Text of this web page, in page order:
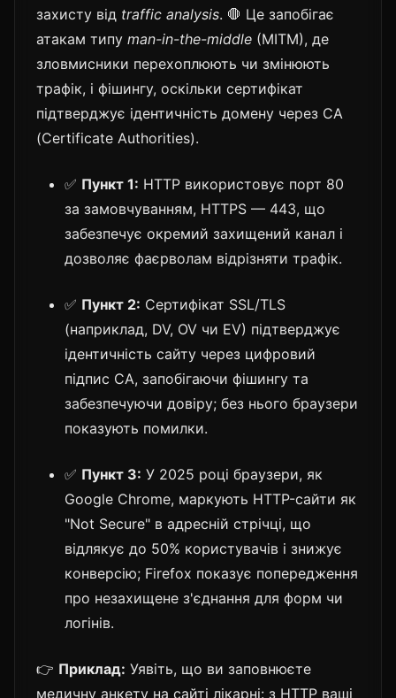
захисту від traffic analysis. 🛑 Це запобігає
атакам типу man-in-the-middle (MITM), де
зловмисники перехоплюють чи змінюють
трафік, і фішингу, оскільки сертифікат
підтверджує ідентичність домену через CA
(Certificate Authorities).
✅ Пункт 1: HTTP використовує порт 80
за замовчуванням, HTTPS — 443, що
забезпечує окремий захищений канал і
дозволяє фаєрволам відрізняти трафік.
✅ Пункт 2: Сертифікат SSL/TLS
(наприклад, DV, OV чи EV) підтверджує
ідентичність сайту через цифровий
підпис CA, запобігаючи фішингу та
забезпечуючи довіру; без нього браузери
показують помилки.
✅ Пункт 3: У 2025 році браузери, як
Google Chrome, маркують HTTP-сайти як
"Not Secure" в адресній стрічці, що
відлякує до 50% користувачів і знижує
конверсію; Firefox показує попередження
про незахищене з'єднання для форм чи
логінів.
👉 Приклад: Уявіть, що ви заповнюєте
медичну анкету на сайті лікарні: з HTTP ваші